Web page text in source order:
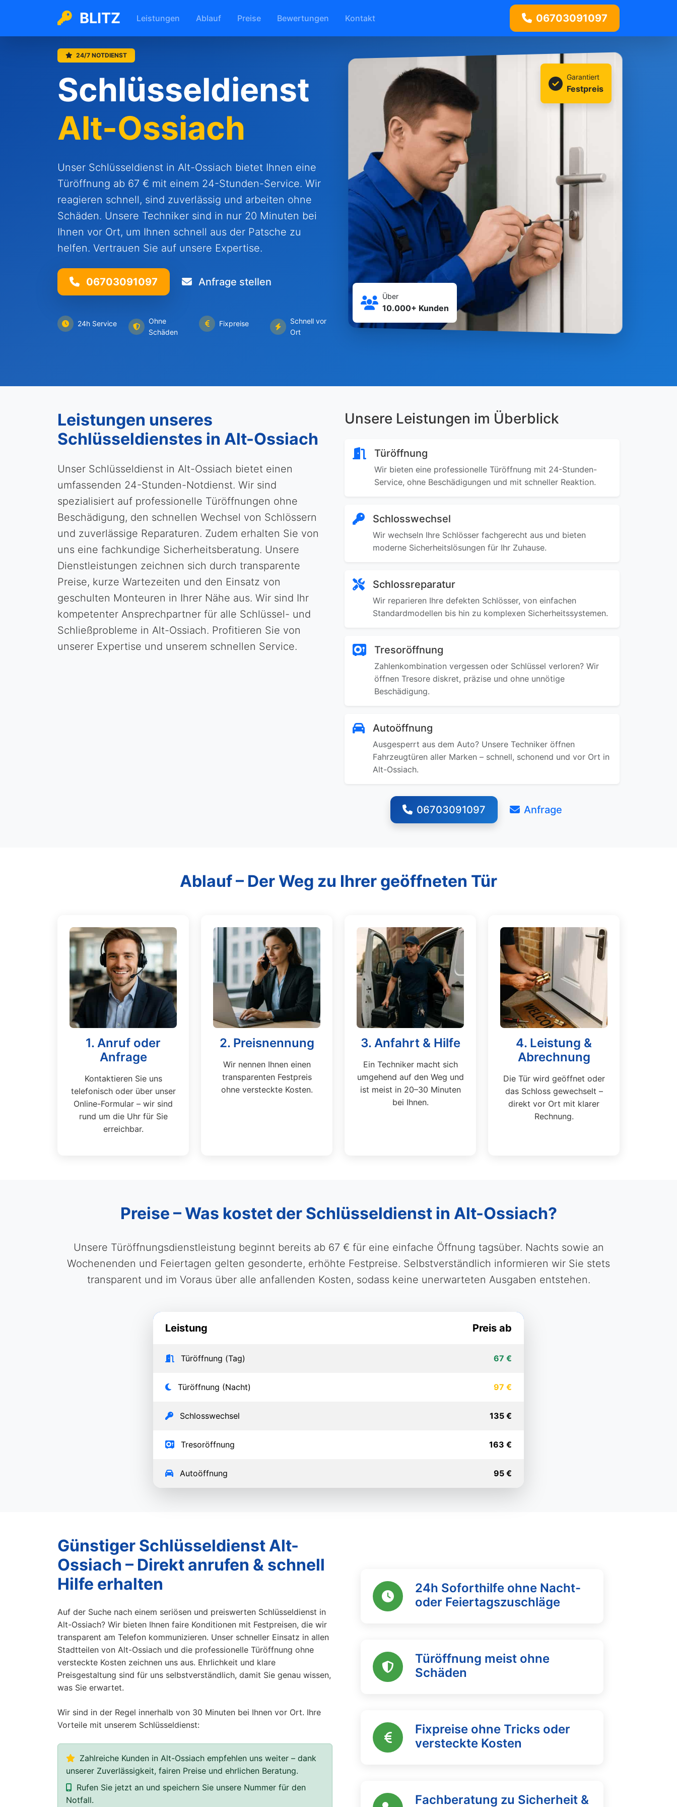
BLITZ Leistungen Ablauf Preise Bewertungen Kontakt 06703091097
24/7 NOTDIENST
Schlüsseldienst
Alt-Ossiach
Unser Schlüsseldienst in Alt-Ossiach bietet Ihnen eine
Türöffnung ab 67 € mit einem 24-Stunden-Service. Wir
reagieren schnell, sind zuverlässig und arbeiten ohne
Schäden. Unsere Techniker sind in nur 20 Minuten bei
Ihnen vor Ort, um Ihnen schnell aus der Patsche zu
helfen. Vertrauen Sie auf unsere Expertise.
06703091097 Anfrage stellen
24h Service
Ohne
Schäden
Fixpreise
Schnell vor
Ort
Garantiert
Festpreis
Über
10.000+ Kunden
Leistungen unseres
Schlüsseldienstes in Alt-Ossiach
Unser Schlüsseldienst in Alt-Ossiach bietet einen
umfassenden 24-Stunden-Notdienst. Wir sind
spezialisiert auf professionelle Türöffnungen ohne
Beschädigung, den schnellen Wechsel von Schlössern
und zuverlässige Reparaturen. Zudem erhalten Sie von
uns eine fachkundige Sicherheitsberatung. Unsere
Dienstleistungen zeichnen sich durch transparente
Preise, kurze Wartezeiten und den Einsatz von
geschulten Monteuren in Ihrer Nähe aus. Wir sind Ihr
kompetenter Ansprechpartner für alle Schlüssel- und
Schließprobleme in Alt-Ossiach. Profitieren Sie von
unserer Expertise und unserem schnellen Service.
Unsere Leistungen im Überblick
Türöffnung
Wir bieten eine professionelle Türöffnung mit 24-Stunden-
Service, ohne Beschädigungen und mit schneller Reaktion.
Schlosswechsel
Wir wechseln Ihre Schlösser fachgerecht aus und bieten
moderne Sicherheitslösungen für Ihr Zuhause.
Schlossreparatur
Wir reparieren Ihre defekten Schlösser, von einfachen
Standardmodellen bis hin zu komplexen Sicherheitssystemen.
Tresoröffnung
Zahlenkombination vergessen oder Schlüssel verloren? Wir
öffnen Tresore diskret, präzise und ohne unnötige
Beschädigung.
Autoöffnung
Ausgesperrt aus dem Auto? Unsere Techniker öffnen
Fahrzeugtüren aller Marken – schnell, schonend und vor Ort in
Alt-Ossiach.
06703091097 Anfrage
Ablauf – Der Weg zu Ihrer geöffneten Tür
1. Anruf oder
Anfrage
Kontaktieren Sie uns
telefonisch oder über unser
Online-Formular – wir sind
rund um die Uhr für Sie
erreichbar.
2. Preisnennung
Wir nennen Ihnen einen
transparenten Festpreis
ohne versteckte Kosten.
3. Anfahrt & Hilfe
Ein Techniker macht sich
umgehend auf den Weg und
ist meist in 20–30 Minuten
bei Ihnen.
4. Leistung &
Abrechnung
Die Tür wird geöffnet oder
das Schloss gewechselt –
direkt vor Ort mit klarer
Rechnung.
Preise – Was kostet der Schlüsseldienst in Alt-Ossiach?
Unsere Türöffnungsdienstleistung beginnt bereits ab 67 € für eine einfache Öffnung tagsüber. Nachts sowie an
Wochenenden und Feiertagen gelten gesonderte, erhöhte Festpreise. Selbstverständlich informieren wir Sie stets
transparent und im Voraus über alle anfallenden Kosten, sodass keine unerwarteten Ausgaben entstehen.
Leistung Preis ab
Türöffnung (Tag) 67 €
Türöffnung (Nacht) 97 €
Schlosswechsel 135 €
Tresoröffnung 163 €
Autoöffnung 95 €
Günstiger Schlüsseldienst Alt-
Ossiach – Direkt anrufen & schnell
Hilfe erhalten
Auf der Suche nach einem seriösen und preiswerten Schlüsseldienst in
Alt-Ossiach? Wir bieten Ihnen faire Konditionen mit Festpreisen, die wir
transparent am Telefon kommunizieren. Unser schneller Einsatz in allen
Stadtteilen von Alt-Ossiach und die professionelle Türöffnung ohne
versteckte Kosten zeichnen uns aus. Ehrlichkeit und klare
Preisgestaltung sind für uns selbstverständlich, damit Sie genau wissen,
was Sie erwartet.
Wir sind in der Regel innerhalb von 30 Minuten bei Ihnen vor Ort. Ihre
Vorteile mit unserem Schlüsseldienst:
Zahlreiche Kunden in Alt-Ossiach empfehlen uns weiter – dank
unserer Zuverlässigkeit, fairen Preise und ehrlichen Beratung.
Rufen Sie jetzt an und speichern Sie unsere Nummer für den
Notfall.
24h Soforthilfe ohne Nacht-
oder Feiertagszuschläge
Türöffnung meist ohne
Schäden
Fixpreise ohne Tricks oder
versteckte Kosten
Fachberatung zu Sicherheit &